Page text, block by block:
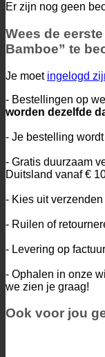
Er zijn nog geen
Wees de
Bamboe” te
Je moet ingelogd
- Bestellingen op
worden dezelfde
- Je bestelling
- Gratis duurzaam
Duitsland vanaf €
- Kies uit
- Ruilen of
- Levering op
- Ophalen in onze
we zien je graag!
Ook voor jou